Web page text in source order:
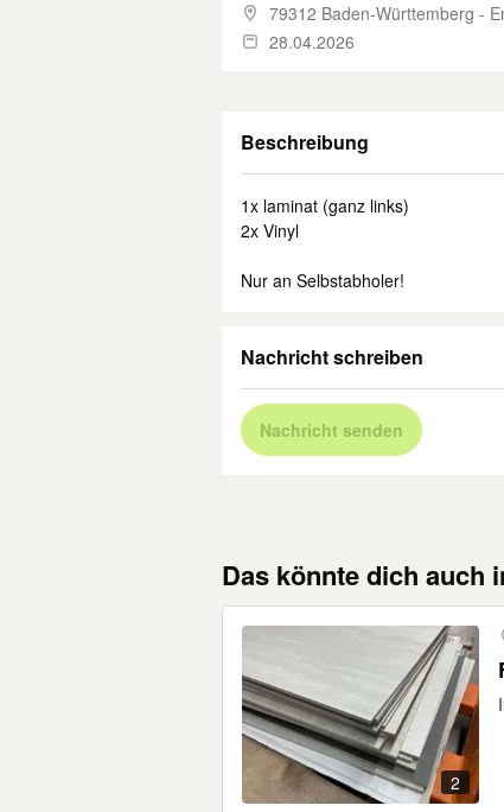
79312 Baden-Württemberg -
28.04.2026
Beschreibung
1x laminat (ganz links)
2x Vinyl
Nur an Selbstabholer!
Nachricht schreiben
Nachricht senden
Das könnte dich auch
2